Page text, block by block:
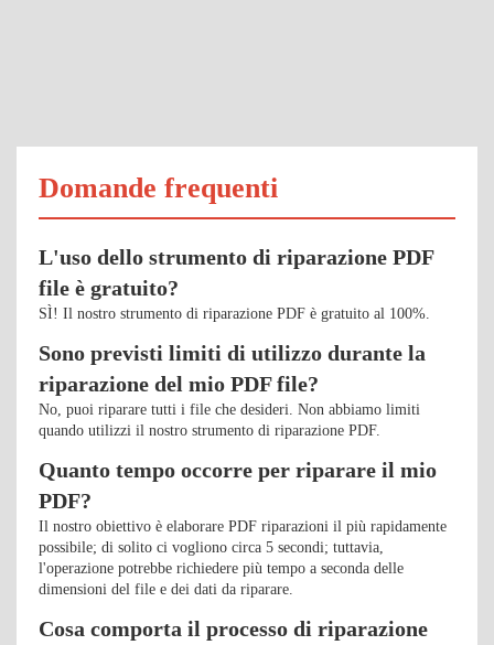
Domande frequenti
L'uso dello strumento di riparazione PDF
file è gratuito?
SÌ! Il nostro strumento di riparazione PDF è gratuito al 100%.
Sono previsti limiti di utilizzo durante la
riparazione del mio PDF file?
No, puoi riparare tutti i file che desideri. Non abbiamo limiti
quando utilizzi il nostro strumento di riparazione PDF.
Quanto tempo occorre per riparare il mio
PDF?
Il nostro obiettivo è elaborare PDF riparazioni il più rapidamente
possibile; di solito ci vogliono circa 5 secondi; tuttavia,
l'operazione potrebbe richiedere più tempo a seconda delle
dimensioni del file e dei dati da riparare.
Cosa comporta il processo di riparazione